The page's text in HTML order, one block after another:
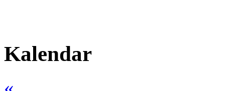
Kalendar